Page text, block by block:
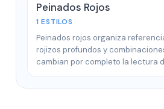
Peinados Rojos
1 ESTILOS
Peinados rojos organiza
rojizos profundos y
cambian por completo la lectura